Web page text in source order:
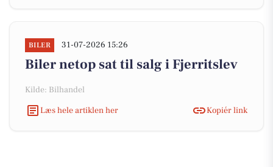
BILER 31-07-2026 15:26
Biler netop sat til salg i Fjerritslev
Kilde: Bilhandel
Læs hele artiklen her
Kopiér link